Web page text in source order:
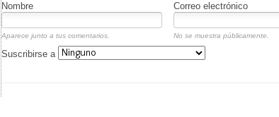
Nombre
Correo electrónico
Aparece junto a tus comentarios. No se muestra públicamente.
Suscribirse a